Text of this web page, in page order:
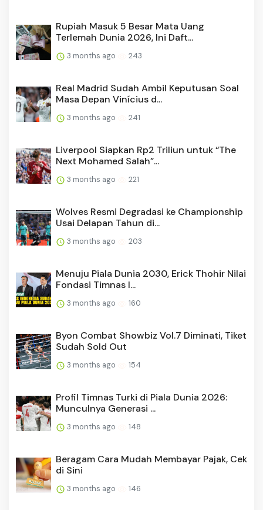
Rupiah Masuk 5 Besar Mata Uang
Terlemah Dunia 2026, Ini Daft...
3 months ago 243
Real Madrid Sudah Ambil Keputusan Soal
Masa Depan Vinícius d...
3 months ago 241
Liverpool Siapkan Rp2 Triliun untuk “The
Next Mohamed Salah”...
3 months ago 221
Wolves Resmi Degradasi ke Championship
Usai Delapan Tahun di...
3 months ago 203
Menuju Piala Dunia 2030, Erick Thohir Nilai
Fondasi Timnas I...
3 months ago 160
Byon Combat Showbiz Vol.7 Diminati, Tiket
Sudah Sold Out
3 months ago 154
Profil Timnas Turki di Piala Dunia 2026:
Munculnya Generasi ...
3 months ago 148
Beragam Cara Mudah Membayar Pajak, Cek
di Sini
3 months ago 146